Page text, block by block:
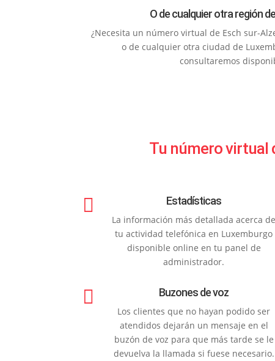
O de cualquier otra región
¿Necesita un número virtual de Esch sur-
o de cualquier otra ciudad de
consultaremos
Tu número virtual
 Estadísticas
La información más detallada acerca de
tu actividad telefónica en Luxemburgo
disponible online en tu panel de
administrador.
 Buzones de voz
Los clientes que no hayan podido ser
atendidos dejarán un mensaje en el
buzón de voz para que más tarde se le
devuelva la llamada si fuese necesario.